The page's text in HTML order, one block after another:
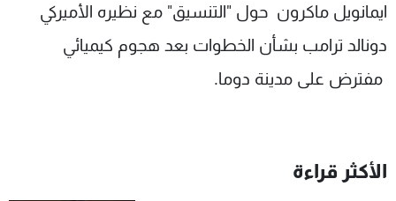
ايمانويل ماكرون حول "التنسيق" مع نظيره الأميركي
دونالد ترامب بشأن الخطوات بعد هجوم كيميائي
مفترض على مدينة دوما.
الأكثر قراءة